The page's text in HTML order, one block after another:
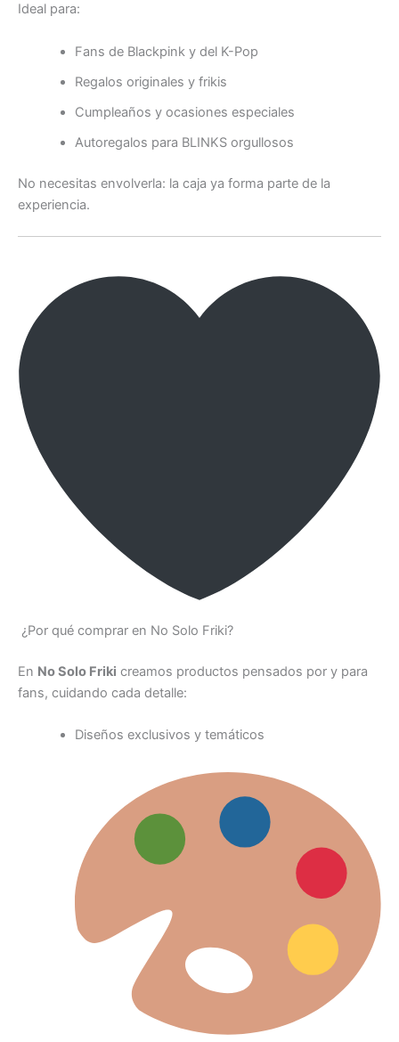
Ideal para:
Fans de Blackpink y del K-Pop
Regalos originales y frikis
Cumpleaños y ocasiones especiales
Autoregalos para BLINKS orgullosos
No necesitas envolverla: la caja ya forma parte de la
experiencia.
¿Por qué comprar en No Solo Friki?
En No Solo Friki creamos productos pensados por y para
fans, cuidando cada detalle:
Diseños exclusivos y temáticos